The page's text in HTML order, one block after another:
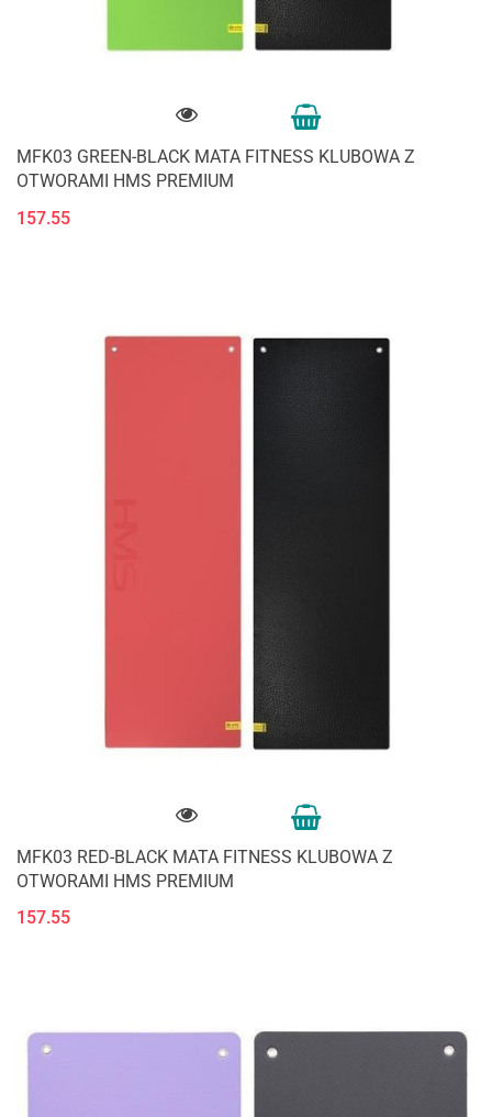
MFK03 GREEN-BLACK MATA FITNESS KLUBOWA Z
OTWORAMI HMS PREMIUM
157.55
MFK03 RED-BLACK MATA FITNESS KLUBOWA Z
OTWORAMI HMS PREMIUM
157.55